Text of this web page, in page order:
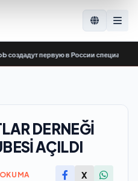
первую в России
DERNEĞİ
AÇILDI
X